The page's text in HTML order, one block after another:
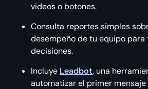
videos o botones.
Consulta reportes simples
desempeño de tu equipo para
decisiones.
Incluye Leadbot, una
automatizar el primer